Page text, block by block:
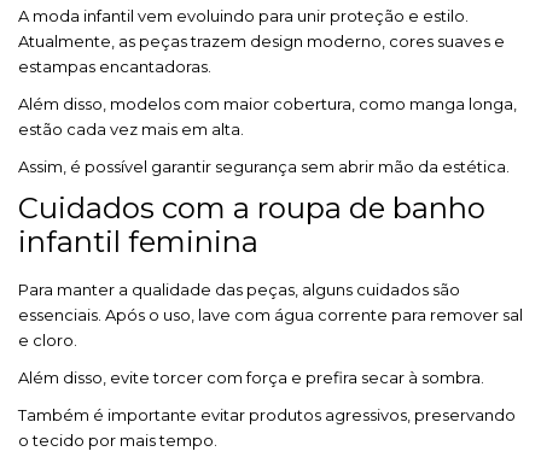
A moda infantil vem evoluindo para unir proteção e estilo.
Atualmente, as peças trazem design moderno, cores suaves e
estampas encantadoras.
Além disso, modelos com maior cobertura, como manga longa,
estão cada vez mais em alta.
Assim, é possível garantir segurança sem abrir mão da estética.
Cuidados com a roupa de banho
infantil feminina
Para manter a qualidade das peças, alguns cuidados são
essenciais. Após o uso, lave com água corrente para remover sal
e cloro.
Além disso, evite torcer com força e prefira secar à sombra.
Também é importante evitar produtos agressivos, preservando
o tecido por mais tempo.